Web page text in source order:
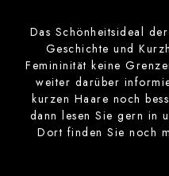
Das Schönheitsideal
Geschichte und
Femininität keine
weiter darüber
kurzen Haare noch
dann lesen Sie gern in
Dort finden Sie noch